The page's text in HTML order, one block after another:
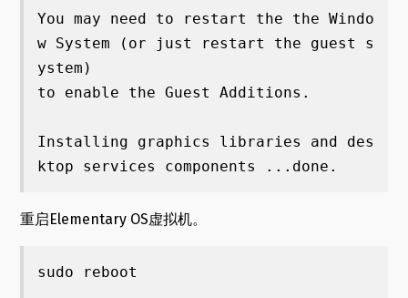
You may need to restart the the Windo
w System (or just restart the guest s
ystem)
to enable the Guest Additions.
Installing graphics libraries and des
ktop services components ...done.
重启Elementary OS虚拟机。
sudo reboot